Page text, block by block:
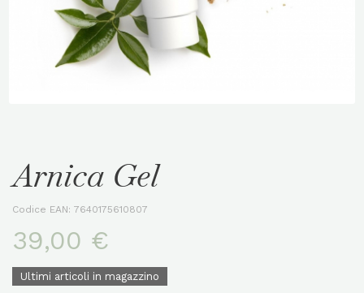
Arnica Gel
Codice EAN: 7640175610807
39,00 €
Ultimi articoli in magazzino